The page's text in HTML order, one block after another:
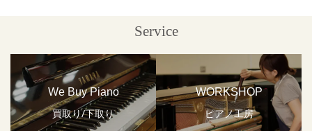
Service
We Buy Piano
買取り/下取り
WORKSHOP
ピアノ工房